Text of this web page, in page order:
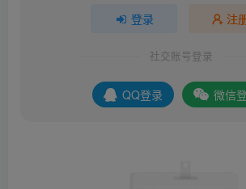
登录 注
社交账号登录
QQ登录 微信